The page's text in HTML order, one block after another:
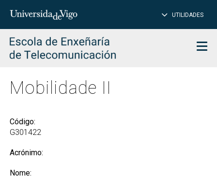
Introduce
para
buscar
UTILIDADES
Mobilidade II
Código:
G301422
Acrónimo:
Nome: